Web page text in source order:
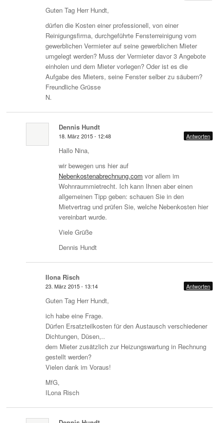
Guten Tag Herr Hundt,
dürfen die Kosten einer professionell, von einer
Reinigungsfirma, durchgeführte Fensterreinigung vom
gewerblichen Vermieter auf seine gewerblichen Mieter
umgelegt werden? Muss der Vermieter davor 3 Angebote
einholen und dem Mieter vorlegen? Oder ist es die
Aufgabe des Mieters, seine Fenster selber zu säubern?
Freundliche Grüsse
N.
Dennis Hundt
18. März 2015 - 12:48 Antworten
Hallo Nina,
wir bewegen uns hier auf
Nebenkostenabrechnung.com vor allem im
Wohnraummietrecht. Ich kann Ihnen aber einen
allgemeinen Tipp geben: schauen Sie in den
Mietvertrag und prüfen Sie, welche Nebenkosten hier
vereinbart wurde.
Viele Grüße
Dennis Hundt
Ilona Risch
23. März 2015 - 13:14 Antworten
Guten Tag Herr Hundt,
ich habe eine Frage.
Dürfen Ersatzteilkosten für den Austausch verschiedener
Dichtungen, Düsen,..
dem Mieter zusätzlich zur Heizungswartung in Rechnung
gestellt werden?
Vielen dank im Voraus!
MfG,
ILona Risch